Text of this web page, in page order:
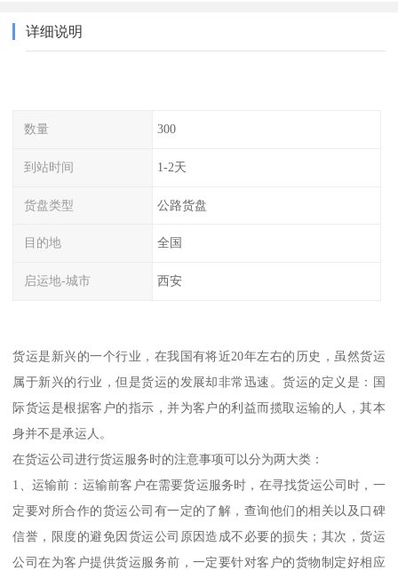
详细说明
数量 300
到站时间 1-2天
货盘类型 公路货盘
目的地 全国
启运地-城市 西安
货运是新兴的一个行业，在我国有将近20年左右的历史，虽然货运
属于新兴的行业，但是货运的发展却非常迅速。货运的定义是：国
际货运是根据客户的指示，并为客户的利益而揽取运输的人，其本
身并不是承运人。
在货运公司进行货运服务时的注意事项可以分为两大类：
1、运输前：运输前客户在需要货运服务时，在寻找货运公司时，一
定要对所合作的货运公司有一定的了解，查询他们的相关以及口碑
信誉，限度的避免因货运公司原因造成不必要的损失；其次，货运
公司在为客户提供货运服务前，一定要针对客户的货物制定好相应